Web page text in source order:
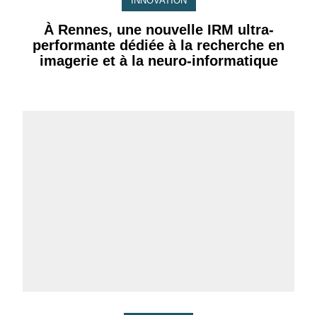
À Rennes, une nouvelle IRM ultra-
performante dédiée à la recherche en
imagerie et à la neuro-informatique